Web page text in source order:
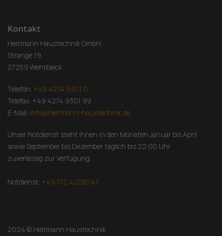
Kontakt
Heitmann Haustechnik GmbH
Strange 19
27259 Wehrbleck
Telefon: +49 4274 9301 0
Telefax: +49 4274 9301 99
E-Mail: info@heitmann-haustechnik.de
Unser Notdienst steht Ihnen in den Monaten Januar bis April
sowie September bis Dezember täglich bis 22:00 Uhr
zuverlässig zur Verfügung.
Notdienst: +49 172 4208247
2024 © Heitmann Haustechnik